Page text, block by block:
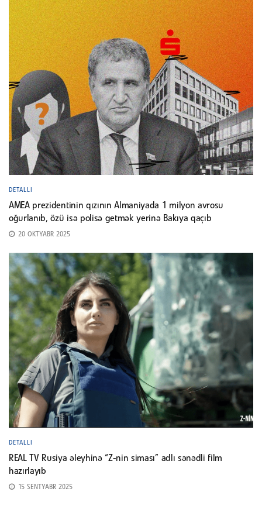
DETALLI
AMEA prezidentinin qızının Almaniyada 1 milyon avrosu
oğurlanıb, özü isə polisə getmək yerinə Bakıya qaçıb
20 OKTYABR 2025
DETALLI
REAL TV Rusiya əleyhinə “Z-nin siması” adlı sənədli film
hazırlayıb
15 SENTYABR 2025